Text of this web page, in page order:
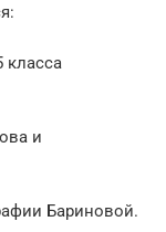
класса
и
Бариновой.